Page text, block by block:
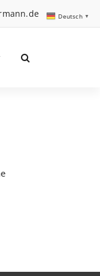
Deutsch ▼